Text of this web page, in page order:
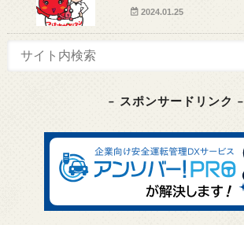
2024.01.25
– スポンサードリンク –